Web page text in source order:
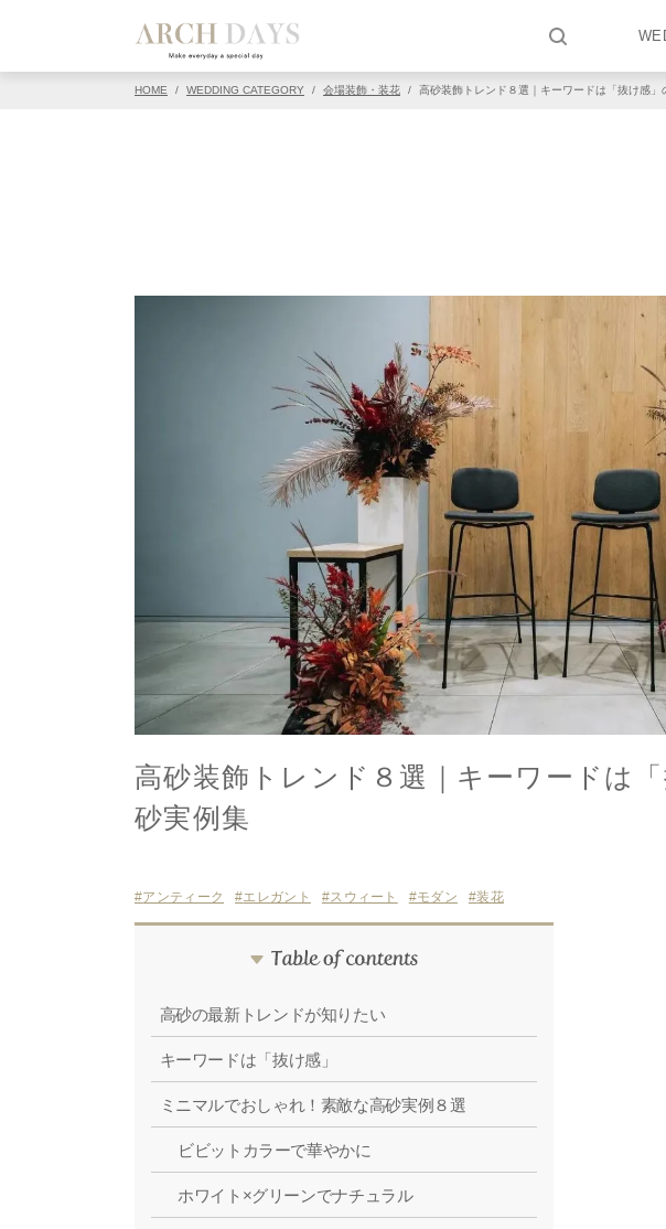
HOME / WEDDING CATEGORY / 会場装飾・装花 / 高砂装飾トレンド８選｜キーワードは「抜け感」
高砂装飾トレンド８選｜キーワードは
砂実例集
アンティーク エレガント スウィート モダン 装花
高砂の最新トレンドが知りたい
キーワードは「抜け感」
ミニマルでおしゃれ！素敵な高砂実例８選
ビビットカラーで華やかに
ホワイト×グリーンでナチュラル